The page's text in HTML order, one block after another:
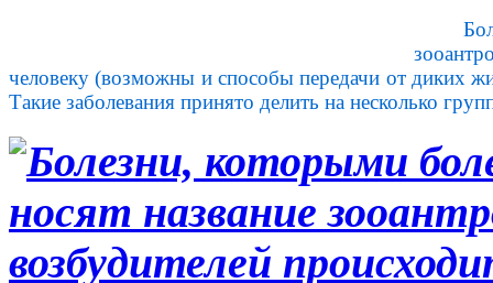
человеку (возможны и способы передачи от диких
Такие заболевания принято делить на несколько